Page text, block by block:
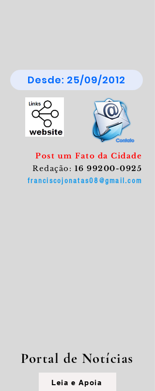
Desde: 25/09/2012
Post um Fato da Cidade
Redação: 16 99200-0925
franciscojonatas08@gmail.com
Portal de Notícias
Leia e Apoia